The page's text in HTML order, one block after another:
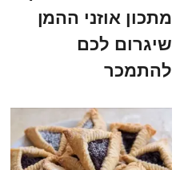
מתכון אוזני ההמן
שיגרום לכם
להתמכר